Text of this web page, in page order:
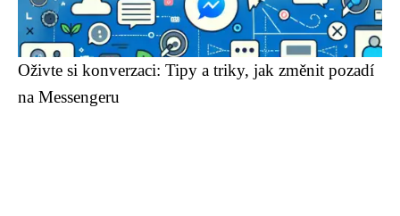
Oživte si konverzaci: Tipy a triky, jak změnit pozadí
na Messengeru